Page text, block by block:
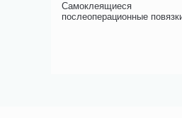
Самоклеящиеся
послеоперационные